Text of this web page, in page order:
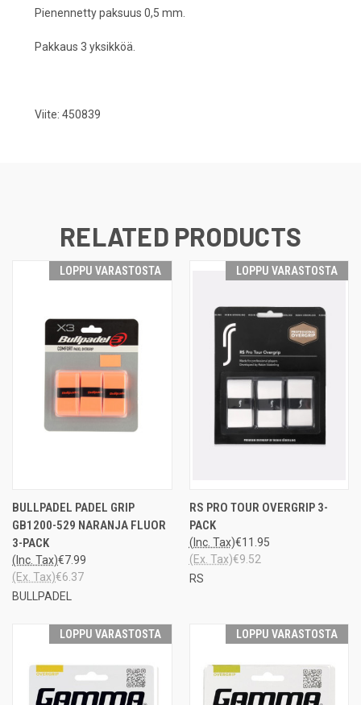
Pienennetty paksuus 0,5 mm.
Pakkaus 3 yksikköä.
Viite: 450839
RELATED PRODUCTS
LOPPU VARASTOSTA
BULLPADEL PADEL GRIP
GB1200-529 NARANJA FLUOR
3-PACK
€7.99
(Inc. Tax)
€6.37
(Ex. Tax)
BULLPADEL
LOPPU VARASTOSTA
RS PRO TOUR OVERGRIP 3-
PACK
€11.95
(Inc. Tax)
€9.52
(Ex. Tax)
RS
LOPPU VARASTOSTA LOPPU VARASTOSTA